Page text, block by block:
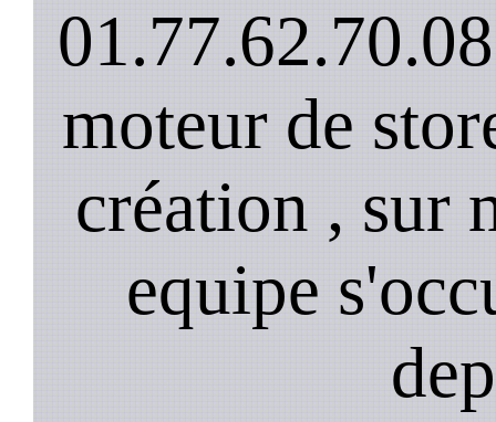
moteur de
création , sur
equipe